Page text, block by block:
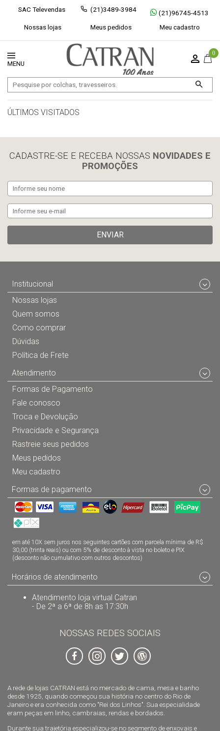
SAC Televendas (21)3489-3984
(21)96745-4513
Nossas lojas
Meus pedidos Meu cadastro
0
Exibir todos Fechar [×]
ÚLTIMOS VISITADOS
CADASTRE-SE E RECEBA NOSSAS NOVIDADES E
PROMOÇÕES
ENVIAR
A rede de lojas CATRAN está no mercado de cama, mesa e banho
desde 1925, quando começou sua história no centro do Rio de
Janeiro e era conhecida como "Rei dos Linhos". Sua especialidade
eram peças em linho, cambraias, rendas e bordados.
Durante sua trajetória especializou-se no segmento de enxovais e
Institucional
Nossas lojas
Quem somos
Como comprar
Dúvidas
Política de Frete
Atendimento
Formas de Pagamento
Fale conosco
Troca e Devolução
Privacidade e Segurança
Rastreie seus pedidos
Meus pedidos
Meu cadastro
Formas de pagamento
em até 10X sem juros nos seguintes cartões com parcela mínima de R$
30,00 (trinta reais) ou com 5% de desconto à vista no boleto e PIX
(desconto não cumulativo com outros descontos)
Horários de atendimento
Atendimento loja virtual Catran
- De 2ª a 6ª de 8h as 17:30h
NOSSAS REDES SOCIAIS